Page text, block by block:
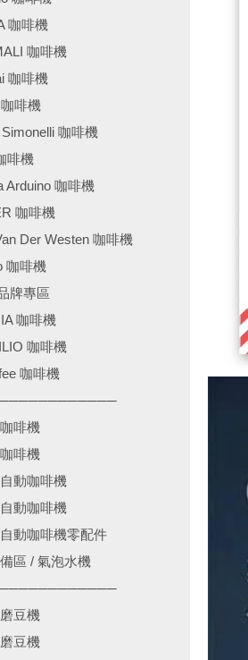
咖啡機
咖啡機
咖啡機
啡機
咖啡機
啡機
Arduino 咖啡機
咖啡機
Der Westen 咖啡機
咖啡機
牌專區
咖啡機
咖啡機
咖啡機
啡機
啡機
動咖啡機
動咖啡機
動咖啡機零配件
區 / 氣泡水機
豆機
豆機